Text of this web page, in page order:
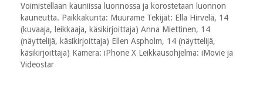
Voimistellaan kauniissa luonnossa ja korostetaan luonnon
kauneutta. Paikkakunta: Muurame Tekijät: Ella Hirvelä, 14
(kuvaaja, leikkaaja, käsikirjoittaja) Anna Miettinen, 14
(näyttelijä, käsikirjoittaja) Ellen Aspholm, 14 (näyttelijä,
käsikirjoittaja) Kamera: iPhone X Leikkausohjelma: iMovie ja
Videostar